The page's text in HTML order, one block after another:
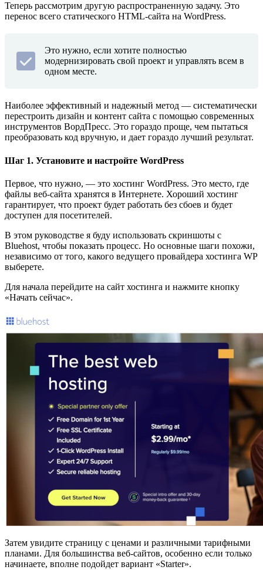
Теперь рассмотрим другую распространенную задачу. Это
перенос всего статического HTML-сайта на WordPress.
Это нужно, если хотите полностью
модернизировать свой проект и управлять всем в
одном месте.
Наиболее эффективный и надежный метод — систематически
перестроить дизайн и контент сайта с помощью современных
инструментов ВордПресс. Это гораздо проще, чем пытаться
преобразовать код вручную, и дает гораздо лучший результат.
Шаг 1. Установите и настройте WordPress
Первое, что нужно, — это хостинг WordPress. Это место, где
файлы веб-сайта хранятся в Интернете. Хороший хостинг
гарантирует, что проект будет работать без сбоев и будет
доступен для посетителей.
В этом руководстве я буду использовать скриншоты с
Bluehost, чтобы показать процесс. Но основные шаги похожи,
независимо от того, какого ведущего провайдера хостинга WP
выберете.
Для начала перейдите на сайт хостинга и нажмите кнопку
«Начать сейчас».
Затем увидите страницу с ценами и различными тарифными
планами. Для большинства веб-сайтов, особенно если только
начинаете, вполне подойдет вариант «Starter».